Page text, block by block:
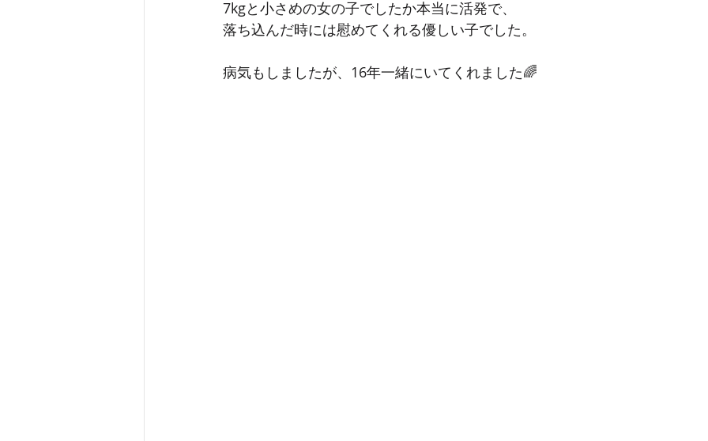
7kgと小さめの女の子でしたか本当に活発で、
落ち込んだ時には慰めてくれる優しい子でした。
病気もしましたが、16年一緒にいてくれました🌈